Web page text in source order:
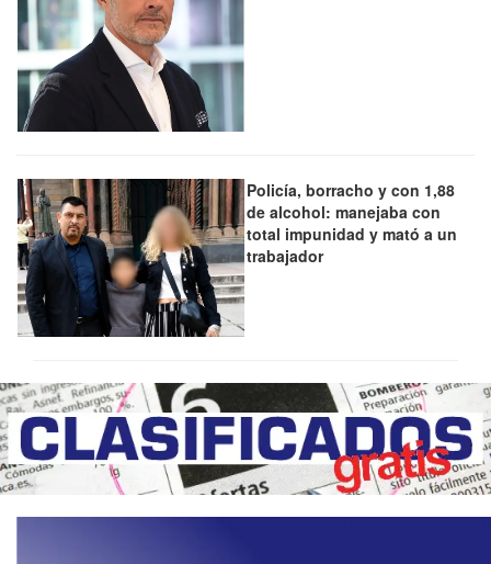
Policía, borracho y con 1,88
de alcohol: manejaba con
total impunidad y mató a un
trabajador